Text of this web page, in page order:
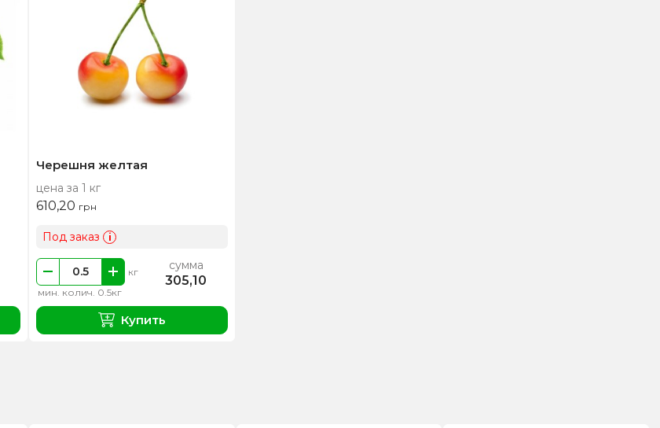
Черешня желтая
цена за 1 кг
610,20 грн
Под заказ i
мин. колич. 0.5кг
кг сумма
305,10
Купить